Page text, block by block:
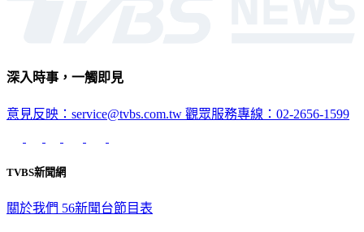
深入時事，一觸即見
意見反映：service@tvbs.com.tw 觀眾服務專線：02-2656-1599
TVBS新聞網
關於我們 56新聞台節目表